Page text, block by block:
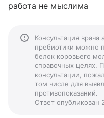
работа не мыслима
Консультация
пребиотики можно
белок коровьего
справочных целях.
консультации,
том числе для
противопоказаний.
Ответ опубликован